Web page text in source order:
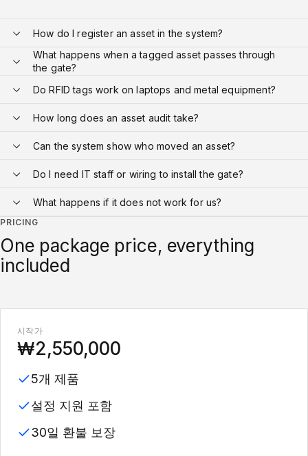
How do I register an asset in the system?
What happens when a tagged asset passes through
the gate?
Do RFID tags work on laptops and metal equipment?
How long does an asset audit take?
Can the system show who moved an asset?
Do I need IT staff or wiring to install the gate?
What happens if it does not work for us?
PRICING
One package price, everything
included
시작가
₩2,550,000
5개 제품
설정 지원 포함
30일 환불 보장